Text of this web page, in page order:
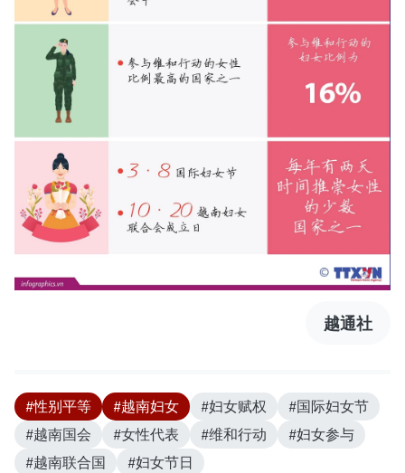
越通社
#性别平等 #越南妇女 #妇女赋权
#国际妇女节
#越南国会
#女性代表 #维和行动
#妇女参与
#越南联合国
#妇女节日